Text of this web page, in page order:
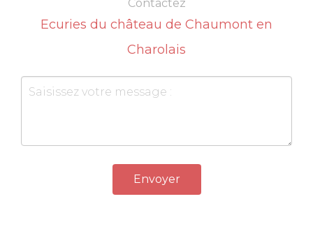
Contactez
Ecuries du château de Chaumont en
Charolais
Envoyer